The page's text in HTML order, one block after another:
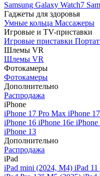
Samsung Galaxy Watch7
Гаджеты для здоровья
Умные кольца Массажеры
Игровые и TV-приставки
Игровые приставки
Шлемы VR
Шлемы VR
Фотокамеры
Фотокамеры
Дополнительно
Распродажа
iPhone
iPhone 17 Pro Max iPhone
iPhone 16 iPhone 16e
iPhone 13
Дополнительно
Распродажа
iPad
iPad mini (2024, M4) iPad